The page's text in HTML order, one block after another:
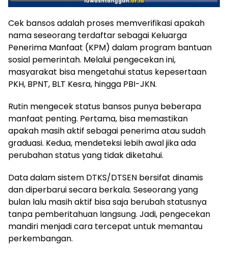
Cek bansos adalah proses memverifikasi apakah
nama seseorang terdaftar sebagai Keluarga
Penerima Manfaat (KPM) dalam program bantuan
sosial pemerintah. Melalui pengecekan ini,
masyarakat bisa mengetahui status kepesertaan
PKH, BPNT, BLT Kesra, hingga PBI-JKN.
Rutin mengecek status bansos punya beberapa
manfaat penting. Pertama, bisa memastikan
apakah masih aktif sebagai penerima atau sudah
graduasi. Kedua, mendeteksi lebih awal jika ada
perubahan status yang tidak diketahui.
Data dalam sistem DTKS/DTSEN bersifat dinamis
dan diperbarui secara berkala. Seseorang yang
bulan lalu masih aktif bisa saja berubah statusnya
tanpa pemberitahuan langsung. Jadi, pengecekan
mandiri menjadi cara tercepat untuk memantau
perkembangan.